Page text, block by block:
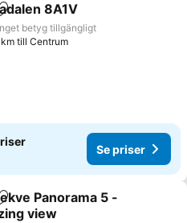
till i Mina Favoriter
8A1V
betyg tillgängligt
till Centrum
Se priser
till i Mina Favoriter
Panorama 5 -
view